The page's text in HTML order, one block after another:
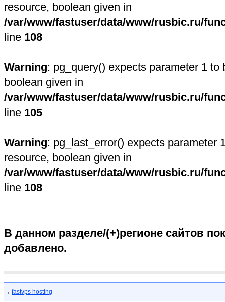
resource, boolean given in
/var/www/fastuser/data/www/rusbic.ru/
line 108
Warning: pg_query() expects parameter 1 to
boolean given in
/var/www/fastuser/data/www/rusbic.ru/
line 105
Warning: pg_last_error() expects parameter
resource, boolean given in
/var/www/fastuser/data/www/rusbic.ru/
line 108
В данном разделе/(+)регионе сайтов
добавлено.
→ fastvps hosting